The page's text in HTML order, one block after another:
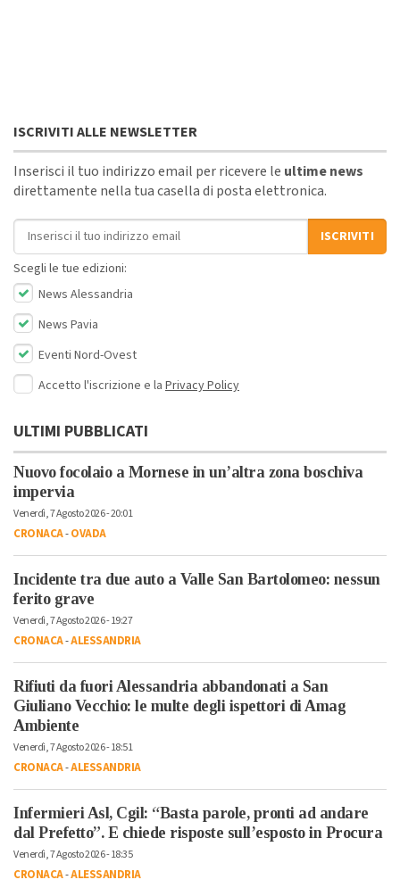
ISCRIVITI ALLE NEWSLETTER
Inserisci il tuo indirizzo email per ricevere le ultime news
direttamente nella tua casella di posta elettronica.
Indirizzo email
ISCRIVITI
Scegli le tue edizioni:
News Alessandria
News Pavia
Eventi Nord-Ovest
Accetto l'iscrizione e la Privacy Policy
ULTIMI PUBBLICATI
Nuovo focolaio a Mornese in un’altra zona boschiva
impervia
Venerdì, 7 Agosto 2026 - 20:01
CRONACA-OVADA
Incidente tra due auto a Valle San Bartolomeo: nessun
ferito grave
Venerdì, 7 Agosto 2026 - 19:27
CRONACA-ALESSANDRIA
Rifiuti da fuori Alessandria abbandonati a San
Giuliano Vecchio: le multe degli ispettori di Amag
Ambiente
Venerdì, 7 Agosto 2026 - 18:51
CRONACA-ALESSANDRIA
Infermieri Asl, Cgil: “Basta parole, pronti ad andare
dal Prefetto”. E chiede risposte sull’esposto in Procura
Venerdì, 7 Agosto 2026 - 18:35
CRONACA-ALESSANDRIA